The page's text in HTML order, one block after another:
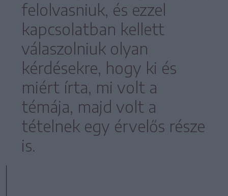
felolvasniuk, és ezzel
kapcsolatban kellett
válaszolniuk olyan
kérdésekre, hogy ki és
miért írta, mi volt a
témája, majd volt a
tételnek egy érvelős része
is.